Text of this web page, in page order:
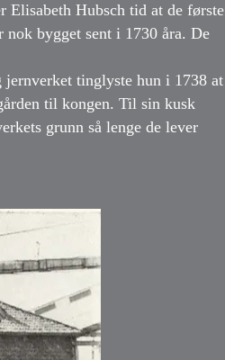
Elisabeth Hubsch tid at de første
nok bygget sent i 1730 åra. De
tinglyste hun i 1738 at
til kongen. Til sin kusk
grunn så lenge de lever